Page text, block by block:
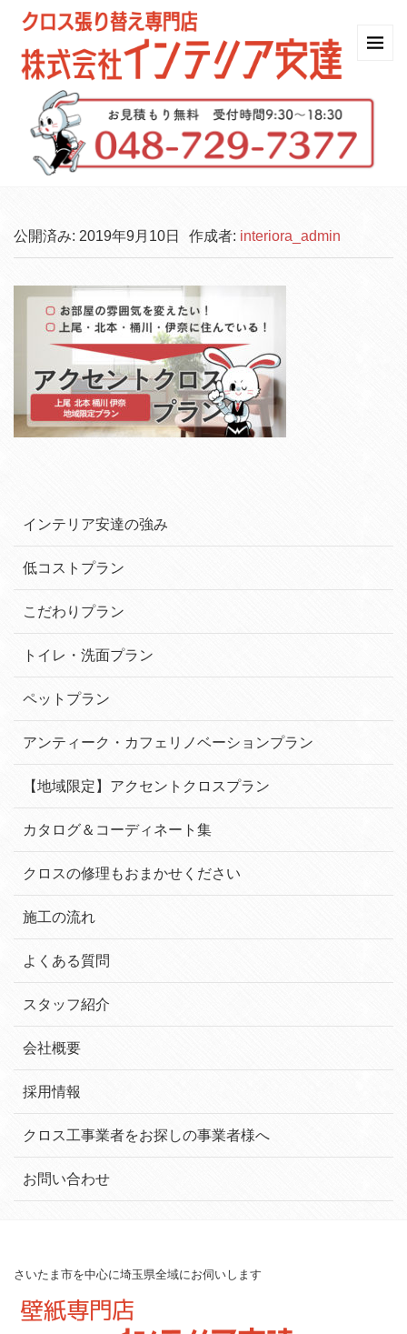
公開済み: 2019年9月10日 作成者: interiora_admin
インテリア安達の強み
低コストプラン
こだわりプラン
トイレ・洗面プラン
ペットプラン
アンティーク・カフェリノベーションプラン
【地域限定】アクセントクロスプラン
カタログ＆コーディネート集
クロスの修理もおまかせください
施工の流れ
よくある質問
スタッフ紹介
会社概要
採用情報
クロス工事業者をお探しの事業者様へ
お問い合わせ
さいたま市を中心に埼玉県全域にお伺いします